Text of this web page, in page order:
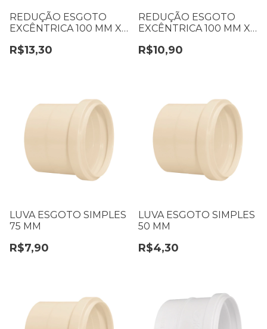
REDUÇÃO ESGOTO
EXCÊNTRICA 100 MM X
R$13,30
REDUÇÃO ESGOTO
EXCÊNTRICA 100 MM X
R$10,90
LUVA ESGOTO SIMPLES
75 MM
R$7,90
LUVA ESGOTO SIMPLES
50 MM
R$4,30